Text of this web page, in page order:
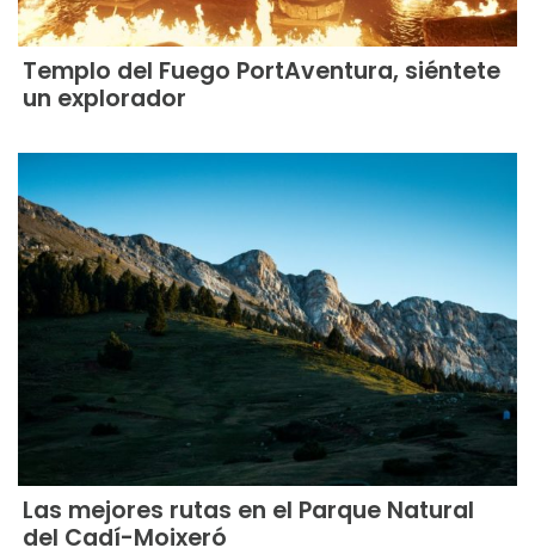
Templo del Fuego PortAventura, siéntete
un explorador
Las mejores rutas en el Parque Natural
del Cadí-Moixeró